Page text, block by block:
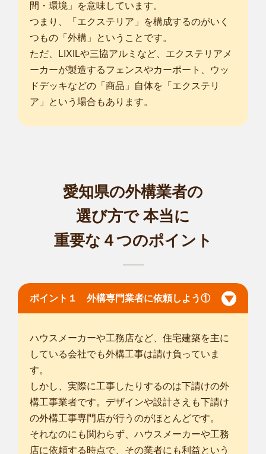
間・環境」を意味しています。
つまり、「エクステリア」を構成するのがいく
つもの「外構」ということです。
ただ、LIXILや三協アルミなど、エクステリアメ
ーカーが製造するフェンスやカーポート、ウッ
ドデッキなどの「商品」自体を「エクステリ
ア」という場合もあります。
愛知県の外構業者の
選び方で本当に
重要な４つのポイント
ポイント１ 外構専門業者に依頼しよう①
ハウスメーカーや工務店など、住宅建築を主に
している会社でも外構工事は請け負っていま
す。
しかし、実際に工事したりするのは下請けの外
構工事業者です。デザインや設計さえも下請け
の外構工事専門店が行うのがほとんどです。
それなのにも関わらず、ハウスメーカーや工務
店に依頼する時点で、その業者にも利益という